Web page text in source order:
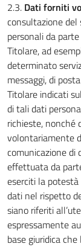
2.3. Dati forniti
consultazione
personali da
Titolare, ad
determinato
messaggi, di
Titolare indicati
di tali dati
richieste, nonché
volontariamente
comunicazione di
effettuata da
eserciti la
dati nel rispetto
siano riferiti
espressamente
base giuridica